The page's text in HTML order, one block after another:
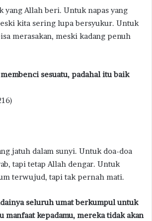
yang Allah beri. Untuk napas yang
kita sering lupa bersyukur. Untuk
merasakan, meski kadang penuh
sesuatu, padahal itu baik
jatuh dalam sunyi. Untuk doa-doa
tapi tetap Allah dengar. Untuk
terwujud, tapi tak pernah mati.
seluruh umat berkumpul untuk
manfaat kepadamu, mereka tidak akan